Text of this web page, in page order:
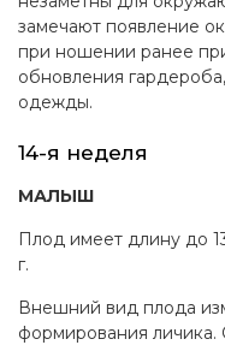
замечают появление
при ношении ранее
обновления
одежды.
14-я неделя
МАЛЫШ
Плод имеет длину до
г.
Внешний вид плода
формирования личика.